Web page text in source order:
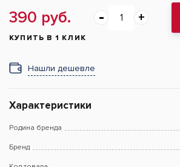
390 руб.
КУПИТЬ В 1 КЛИК
Нашли дешевле
Характеристики
Родина бренда
Бренд